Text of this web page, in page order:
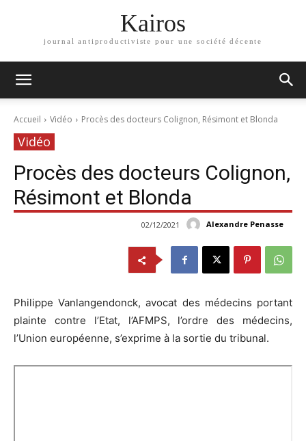
Kairos
journal antiproductiviste pour une société décente
Accueil Vidéo Procès des docteurs Colignon, Résimont et Blonda
Vidéo
Procès des docteurs Colignon,
Résimont et Blonda
Alexandre Penasse
02/12/2021
Philippe Vanlangendonck, avocat des médecins portant
plainte contre l’Etat, l’AFMPS, l’ordre des médecins,
l’Union européenne, s’exprime à la sortie du tribunal.